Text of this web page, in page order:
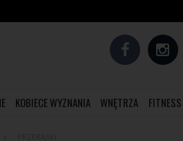
KOBIECE WYZNANIA WNĘTRZA FITNESS